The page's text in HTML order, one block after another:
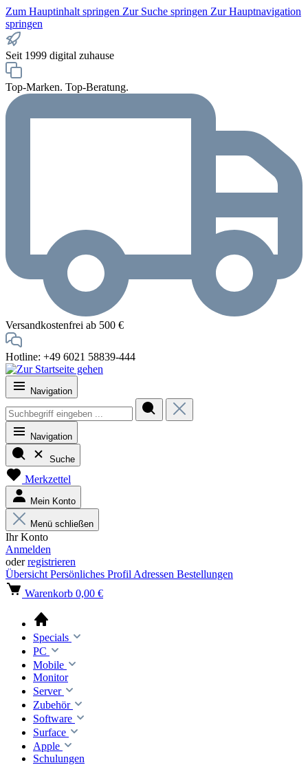
Zum Hauptinhalt springen Zur Suche springen Zur Hauptnavigation
springen
Seit 1999 digital zuhause
Top-Marken. Top-Beratung.
Versandkostenfrei ab 500 €
Hotline: +49 6021 58839-444
Navigation
Navigation
Suche
Merkzettel
Mein Konto
Menü schließen
Ihr Konto
Anmelden
oderregistrieren
Übersicht Persönliches Profil Adressen Bestellungen
Warenkorb 0,00 €
Specials
PC
Mobile
Monitor
Server
Zubehör
Software
Surface
Apple
Schulungen